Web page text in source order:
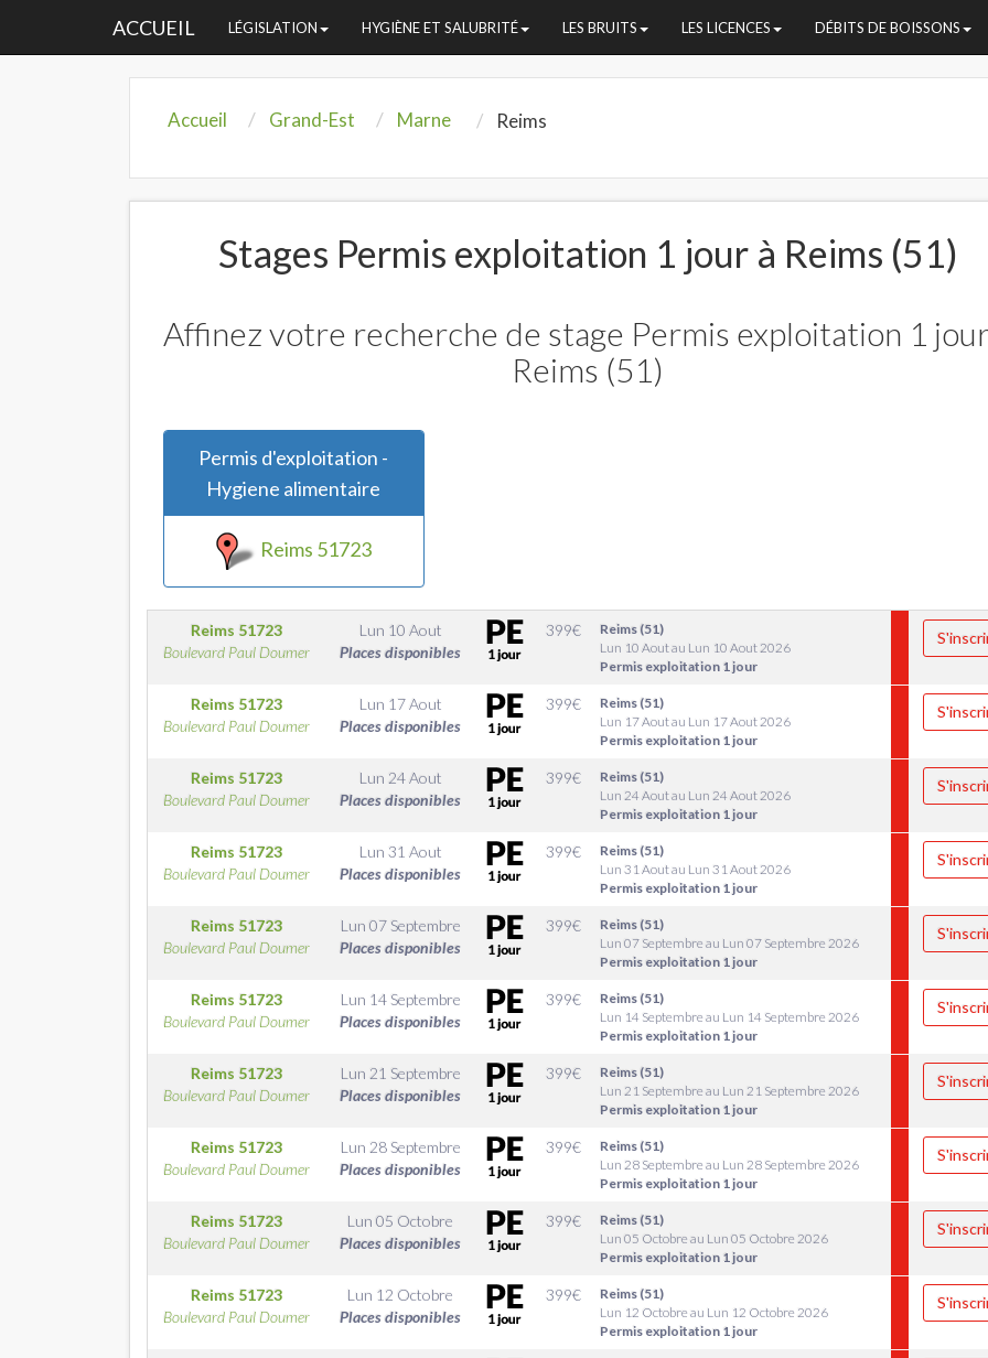
ACCUEIL LÉGISLATION HYGIÈNE ET SALUBRITÉ LES BRUITS LES LICENCES DÉBITS DE BOISSONS
Accueil Grand-Est Marne Reims
Stages Permis exploitation 1 jour à Reims (51)
Affinez votre recherche de stage Permis exploitation 1
Reims (51)
Permis d'exploitation -
Hygiene alimentaire
Reims 51723
Reims 51723
Boulevard Paul Doumer
Lun 10 Aout
Places disponibles
399€
Reims (51)
Lun 10 Aout au Lun 10 Aout 2026
Permis exploitation 1 jour
Reims 51723
Boulevard Paul Doumer
Lun 17 Aout
Places disponibles
399€
Reims (51)
Lun 17 Aout au Lun 17 Aout 2026
Permis exploitation 1 jour
Reims 51723
Boulevard Paul Doumer
Lun 24 Aout
Places disponibles
399€
Reims (51)
Lun 24 Aout au Lun 24 Aout 2026
Permis exploitation 1 jour
Reims 51723
Boulevard Paul Doumer
Lun 31 Aout
Places disponibles
399€
Reims (51)
Lun 31 Aout au Lun 31 Aout 2026
Permis exploitation 1 jour
Reims 51723
Boulevard Paul Doumer
Lun 07 Septembre
Places disponibles
399€
Reims (51)
Lun 07 Septembre au Lun 07 Septembre 2026
Permis exploitation 1 jour
Reims 51723
Boulevard Paul Doumer
Lun 14 Septembre
Places disponibles
399€
Reims (51)
Lun 14 Septembre au Lun 14 Septembre 2026
Permis exploitation 1 jour
Reims 51723
Boulevard Paul Doumer
Lun 21 Septembre
Places disponibles
399€
Reims (51)
Lun 21 Septembre au Lun 21 Septembre 2026
Permis exploitation 1 jour
Reims 51723
Boulevard Paul Doumer
Lun 28 Septembre
Places disponibles
399€
Reims (51)
Lun 28 Septembre au Lun 28 Septembre 2026
Permis exploitation 1 jour
Reims 51723
Boulevard Paul Doumer
Lun 05 Octobre
Places disponibles
399€
Reims (51)
Lun 05 Octobre au Lun 05 Octobre 2026
Permis exploitation 1 jour
Reims 51723
Boulevard Paul Doumer
Lun 12 Octobre
Places disponibles
399€
Reims (51)
Lun 12 Octobre au Lun 12 Octobre 2026
Permis exploitation 1 jour